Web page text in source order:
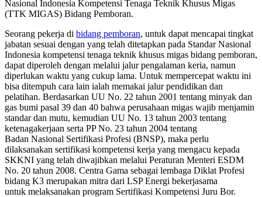
Nasional Indonesia Kompetensi Tenaga Teknik Khusus Migas
(TTK MIGAS) Bidang Pemboran.
Seorang pekerja di bidang pemboran, untuk dapat mencapai tingkat
jabatan sesuai dengan yang telah ditetapkan pada Standar Nasional
Indonesia kompetensi tenaga teknik khusus migas bidang pemboran,
dapat diperoleh dengan melalui jalurpengalaman keria, namun
diperlukan waktu yang cukup lama. Untuk mempercepat waktu ini
bisa ditempuh cara lain ialah memakai jalur pendidikan dan
pelatihan. Berdasarkan UU No. 22 tahun 2001 tentang minyak dan
gas bumi pasal 39 dan 40 bahwa perusahaan migas wajib menjamin
standar dan mutu, kemudian UU No. 13 tahun 2003 tentang
ketenagakerjaan serta PP No. 23 tahun 2004 tentang
Badan Nasional Sertifikasi Profesi (BNSP), maka perlu
dilaksanakan sertifikasi kompetensi kerja yang mengacu kepada
SKKNI yang telah diwajibkan melalui Peraturan Menteri ESDM
No. 20 tahun 2008. Centra Gama sebagai lembaga Diklat Profesi
bidang K3 merupakan mitra dari LSP Energi bekerjasama
untuk melaksanakan program Sertifikasi Kompetensi Juru Bor.